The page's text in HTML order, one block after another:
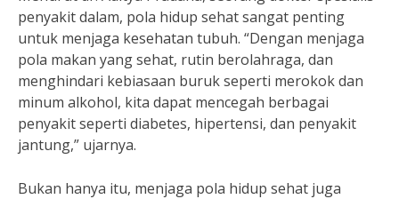
penyakit dalam, pola hidup sehat sangat penting
untuk menjaga kesehatan tubuh. “Dengan menjaga
pola makan yang sehat, rutin berolahraga, dan
menghindari kebiasaan buruk seperti merokok dan
minum alkohol, kita dapat mencegah berbagai
penyakit seperti diabetes, hipertensi, dan penyakit
jantung,” ujarnya.
Bukan hanya itu, menjaga pola hidup sehat juga